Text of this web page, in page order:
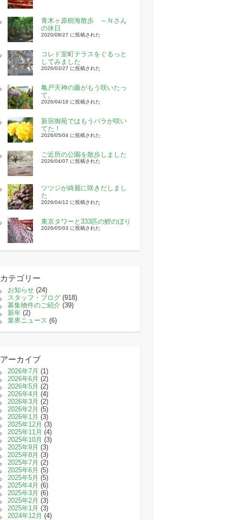
青木ヶ原樹海散歩 ～Ｎさん
の休日
2020/08/27 に投稿された
コレド室町テラスをぐるっと
してみました
2026/03/27 に投稿された
亀戸天神の藤がもう咲いたっ
て。
2026/04/18 に投稿された
新宿御苑ではもうバラが咲い
てた！
2026/05/04 に投稿された
ご近所の公園を散歩しました
2026/04/07 に投稿された
ツツジが綺麗に咲きだしまし
た
2026/04/12 に投稿された
東京タワーと333匹の鯉のぼり
2026/05/03 に投稿された
カテゴリー
お知らせ (24)
スタッフ・ブログ (918)
募集物件のご紹介 (39)
新年 (2)
業界ニュース (6)
アーカイブ
2026年7月 (1)
2026年6月 (2)
2026年5月 (2)
2026年4月 (4)
2026年3月 (2)
2026年2月 (5)
2026年1月 (3)
2025年12月 (3)
2025年11月 (4)
2025年10月 (3)
2025年9月 (3)
2025年8月 (3)
2025年7月 (2)
2025年6月 (5)
2025年5月 (5)
2025年4月 (6)
2025年3月 (6)
2025年2月 (3)
2025年1月 (3)
2024年12月 (4)